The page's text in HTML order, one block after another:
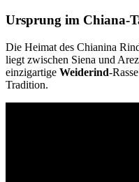
Ursprung im Chiana-
Die Heimat des Chianina
liegt zwischen Siena und
einzigartige Weiderind-
Tradition.